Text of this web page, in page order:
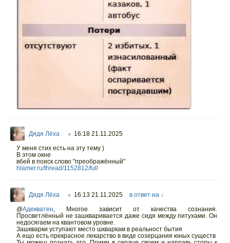
Дядя Лёха ○ 16:18 21.11.2025
У меня стих есть на эту тему )
В этом окне
вбей в поиск слово "преображённый"
hlamer.ru/thread/1152812/full
Дядя Лёха ○ 16:13 21.11.2025
в ответ на ↓
@Адекватен, Многое зависит от качества сознания.
Просветлённый не зашкваривается даже сидя между питухами. Он
недосягаем на квантовом уровне.
Зашкварки уступают место шкваркам в реальност бытия
А ещо есть прекрасное лекарство в виде созерцания юных существ